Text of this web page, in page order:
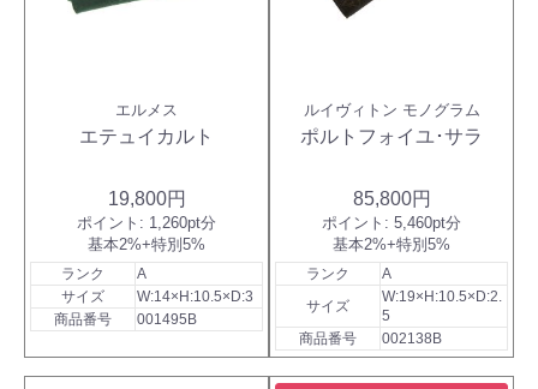
エルメス
エテュイカルト
19,800円
ポイント: 1,260pt分
基本2%+特別5%
ランク
A
サイズ
W:14×H:10.5×D:3
商品番号
001495B
ルイヴィトン モノグラム
ポルトフォイユ･サラ
85,800円
ポイント: 5,460pt分
基本2%+特別5%
ランク
A
サイズ
W:19×H:10.5×D:2.
5
商品番号
002138B